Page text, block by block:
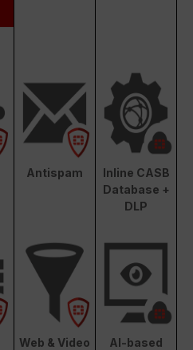
Antispam
Inline CASB
Database +
DLP
Web & Video
AI-based